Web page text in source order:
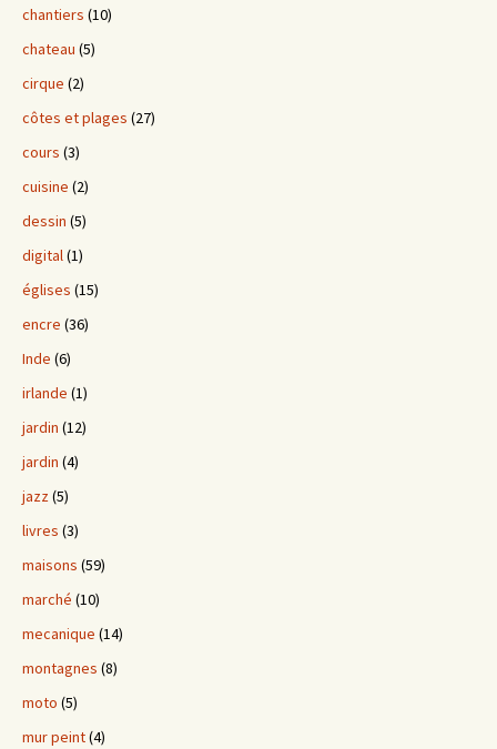
chantiers (10)
chateau (5)
cirque (2)
côtes et plages (27)
cours (3)
cuisine (2)
dessin (5)
digital(1)
églises (15)
encre (36)
Inde (6)
irlande (1)
jardin (12)
jardin (4)
jazz(5)
livres (3)
maisons (59)
marché (10)
mecanique (14)
montagnes (8)
moto (5)
mur peint(4)